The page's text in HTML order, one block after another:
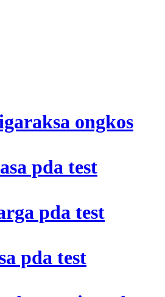
ongkos
pda test
pda test
pda test